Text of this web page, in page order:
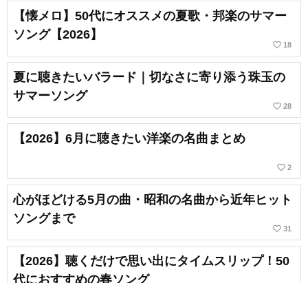
【懐メロ】50代にオススメの夏歌・邦楽のサマー
ソング【2026】
favorite_border 18
夏に聴きたいバラード｜切なさに寄り添う珠玉の
サマーソング
favorite_border 28
【2026】6月に聴きたい洋楽の名曲まとめ
favorite_border 2
心がほどける5月の曲・昭和の名曲から近年ヒット
ソングまで
favorite_border 31
【2026】聴くだけで思い出にタイムスリップ！50
代におすすめの春ソング